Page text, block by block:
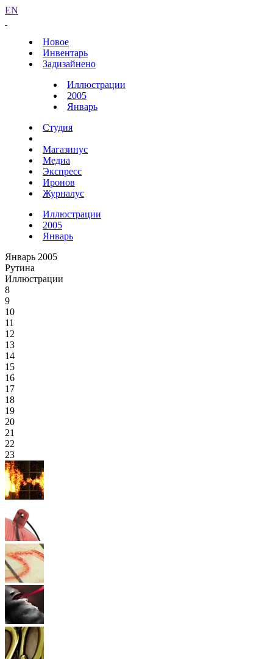
EN
Новое
Инвентарь
Задизайнено
Иллюстрации
2005
Январь
Студия
Магазинус
Медиа
Экспресс
Иронов
Журналус
Иллюстрации
2005
Январь
Январь 2005
Рутина
Иллюстрации
8
9
10
11
12
13
14
15
16
17
18
19
20
21
22
23